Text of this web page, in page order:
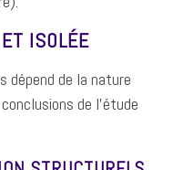
ISOLÉE
dépend de la nature
de l'étude